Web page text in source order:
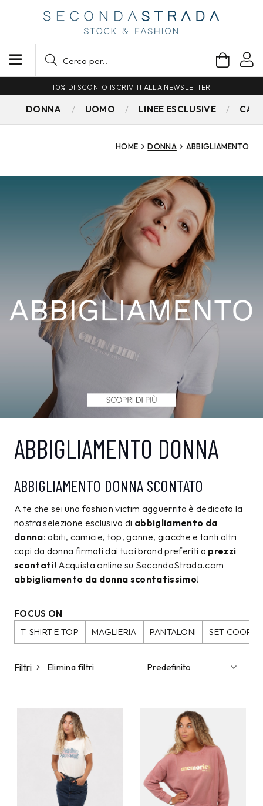
SPEDIZIONE GRATUITA PER ORDINI SUPERIORI A 79€
DONNA UOMO LINEE ESCLUSIVE
HOME DONNA ABBIGLIAMENTO
ABBIGLIAMENTO DONNA
ABBIGLIAMENTO DONNA SCONTATO
A te che sei una fashion victim agguerrita è dedicata la
nostra selezione esclusiva di abbigliamento da
donna: abiti, camicie, top, gonne, giacche e tanti altri
capi da donna firmati dai tuoi brand preferiti a prezzi
scontati! Acquista online su SecondaStrada.com
abbigliamento da donna scontatissimo!
FOCUS ON
T-SHIRT E TOP
MAGLIERIA PANTALONI SET
Filtri Elimina filtri